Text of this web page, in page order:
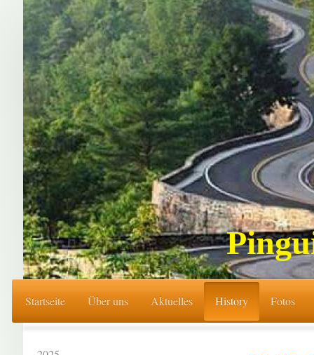
Startseite Über uns Aktuelles History Fotos